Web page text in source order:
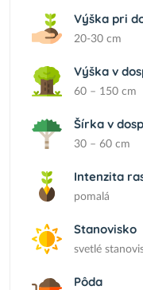
Výška pri
20-30 cm
Výška v
60 – 150 cm
Šírka v
30 – 60 cm
Intenzita
pomalá
Stanovisko
svetlé
Pôda